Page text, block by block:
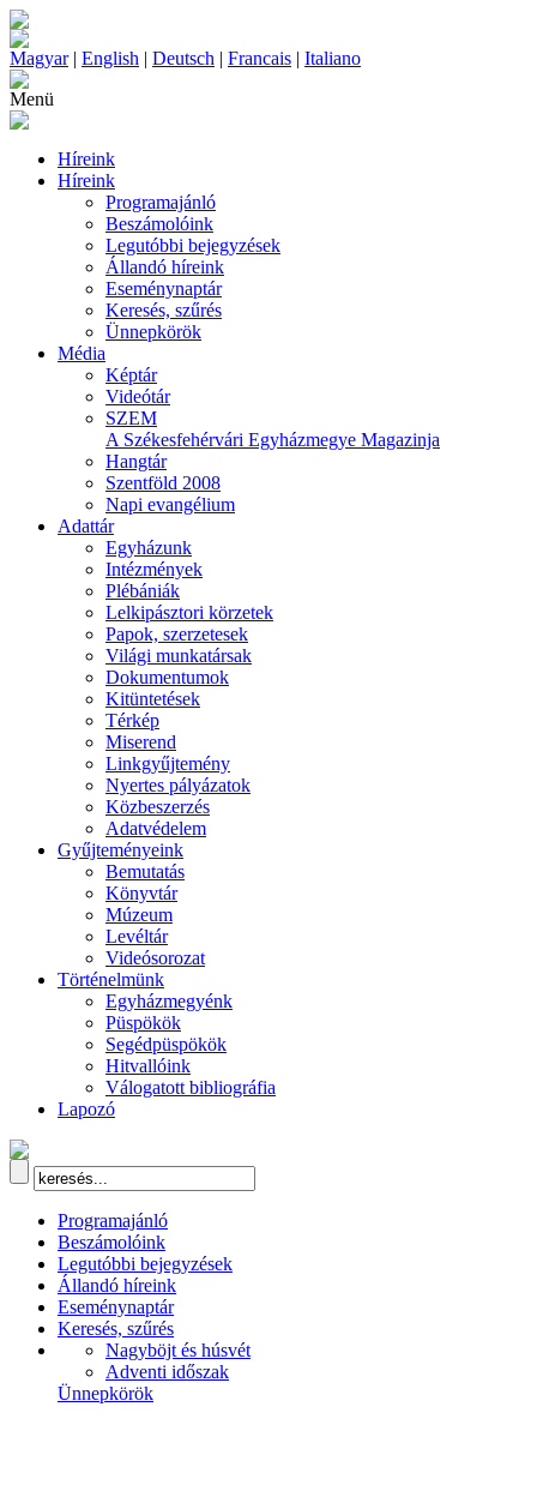
Magyar| English | Deutsch | Francais | Italiano
Menü
Híreink
Híreink
Programajánló
Beszámolóink
Legutóbbi bejegyzések
Állandó híreink
Eseménynaptár
Keresés, szűrés
Ünnepkörök
Média
Képtár
Videótár
SZEM
A Székesfehérvári Egyházmegye Magazinja
Hangtár
Szentföld 2008
Napi evangélium
Adattár
Egyházunk
Intézmények
Plébániák
Lelkipásztori körzetek
Papok, szerzetesek
Világi munkatársak
Dokumentumok
Kitüntetések
Térkép
Miserend
Linkgyűjtemény
Nyertes pályázatok
Közbeszerzés
Adatvédelem
Gyűjteményeink
Bemutatás
Könyvtár
Múzeum
Levéltár
Videósorozat
Történelmünk
Egyházmegyénk
Püspökök
Segédpüspökök
Hitvallóink
Válogatott bibliográfia
Lapozó
Programajánló
Beszámolóink
Legutóbbi bejegyzések
Állandó híreink
Eseménynaptár
Keresés, szűrés
Nagyböjt és húsvét
Adventi időszak
Ünnepkörök